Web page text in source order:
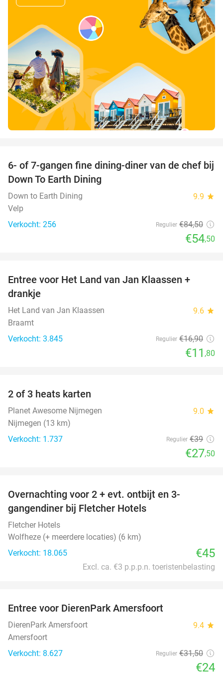
36%
6- of 7-gangen fine dining-diner van de chef bij
Down To Earth Dining
Down to Earth Dining 9.9 star
Velp
Verkocht: 256
Regulier €84,50
€54,50
Entree voor Het Land van Jan Klaassen +
drankje
Het Land van Jan Klaassen 9.6 star
Braamt
Verkocht: 3.845
Regulier €16,90
€11 ,80
2 of 3 heats karten
Planet Awesome Nijmegen 9.0 star
Nijmegen (13 km)
Verkocht: 1.737
Regulier €39
€27,50
Overnachting voor 2 + evt. ontbijt en 3-
gangendiner bij Fletcher Hotels
Fletcher Hotels
Wolfheze (+ meerdere locaties) (6 km)
Verkocht: 18.065
€45
Excl. ca. €3 p.p.p.n. toeristenbelasting
Entree voor DierenPark Amersfoort
DierenPark Amersfoort 9.4 star
Amersfoort
Verkocht: 8.627
Regulier €31,50
€24